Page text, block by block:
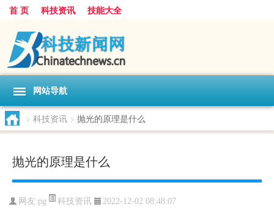
首 页 科技资讯 技能大全
网站导航
> 科技资讯 > 抛光的原理是什么
抛光的原理是什么
网友:pg 科技资讯 2022-12-02 08:48:07